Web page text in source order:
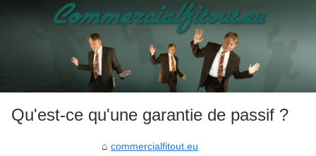
Qu'est-ce qu'une garantie de passif ?
commercialfitout.eu